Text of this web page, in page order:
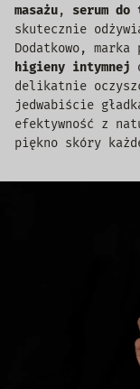
masażu, serum do
skutecznie
Dodatkowo, marka
higieny intymnej
delikatnie
jedwabiście
efektywność z
piękno skóry